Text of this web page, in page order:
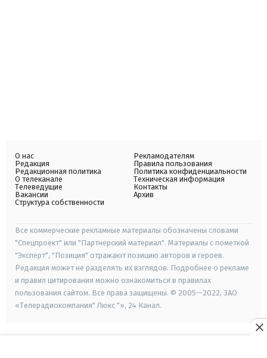
О нас
Редакция
Редакционная политика
О телеканале
Телеведущие
Вакансии
Структура собственности
Рекламодателям
Правила пользования
Политика конфиденциальности
Техническая информация
Контакты
Архив
Все коммерческие рекламные материалы обозначены словами
"Спецпроект" или "Партнерский материал". Материалы с пометкой
"Эксперт", "Позиция" отражают позицию авторов и героев.
Редакция может не разделять их взглядов. Подробнее о рекламе
и правил цитирования можно ознакомиться в правилах
пользования сайтом. Все права защищены. © 2005—2022, ЗАО
«Телерадиокомпания" Люкс "», 24 Канал.